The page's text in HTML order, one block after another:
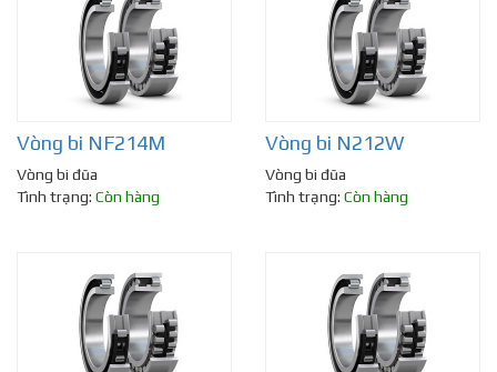
Vòng bi NF214M
Vòng bi đũa
Tình trạng: Còn hàng
Vòng bi N212W
Vòng bi đũa
Tình trạng: Còn hàng